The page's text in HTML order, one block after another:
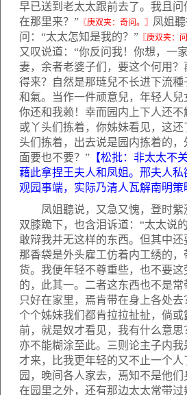
早已送到老太太跟前去了。我且
在那里来？” 〖庚双夹：奇问。〗 凤姐
问：“太太怎知是我的？” 〖庚双夹：
又叹说道：“你反问我！你想，一
妻，余者老婆子们，要这个何用
得来？自然是那琏兒不长进下流種
和氣。当作一件顽意兒，年轻人兒
你还和我赖！幸而园内上下人还
或丫头们拣着，你姊妹看见，这还
头们拣着，出去说是园内拣着的
面要也不要？” 【松批：非太太不
藉此拿捏王夫人和凤姐。邢夫人
观园事端，实际乃清人瓦解南明策
凤姐聽说，又急又愧，登时紫
双膝跪下，也含泪诉道：“太太说
敢辩我并无这样的东西。但其中还
那香袋是外头雇工仿着内工绣的
货。我便年轻不尊重些，也不要
的，此其一。二者这东西也不是
只好在家里，焉肯带在身上各处去
个个姊妹我们都肯拉拉扯扯，倘
前，就是奴才看见，我有什么意思
亦不能糊涂至此。三则论主子内
才来，比我更年轻的又不止一个
园，晚间各人家去，焉知不是他
在园里之外，还有那边太太常带